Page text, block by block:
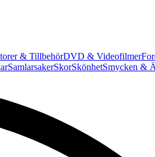
& TillbehörDVD & Videofilmer
SamlarsakerSkorSkönhetSmycken &